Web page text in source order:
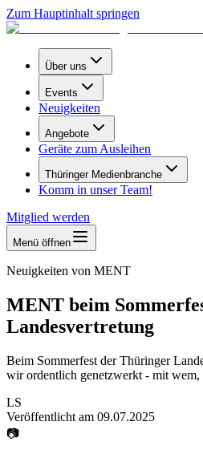
Zum Hauptinhalt springen
Über uns
Events
Neuigkeiten
Angebote
Geräte zum Ausleihen
Thüringer Medienbranche
Komm in unser Team!
Mitglied werden
Menü öffnen
Neuigkeiten von MENT
MENT beim
Landesvertretung
Beim Sommerfest der Thüringer
wir ordentlich genetzwerkt - mit wem,
LS
Veröffentlicht am 09.07.2025
📷